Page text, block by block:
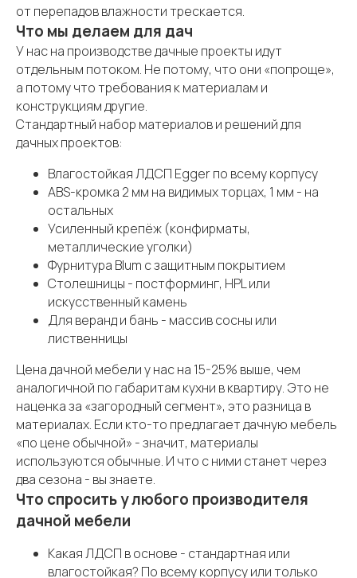
от перепадов влажности трескается.
Что мы делаем для дач
У нас на производстве дачные проекты идут
отдельным потоком. Не потому, что они «попроще»,
а потому что требования к материалам и
конструкциям другие.
Стандартный набор материалов и решений для
дачных проектов:
Влагостойкая ЛДСП Egger по всему корпусу
ABS-кромка 2 мм на видимых торцах, 1 мм - на
остальных
Усиленный крепёж (конфирматы,
металлические уголки)
Фурнитура Blum с защитным покрытием
Столешницы - постформинг, HPL или
искусственный камень
Для веранд и бань - массив сосны или
лиственницы
Цена дачной мебели у нас на 15-25% выше, чем
аналогичной по габаритам кухни в квартиру. Это не
наценка за «загородный сегмент», это разница в
материалах. Если кто-то предлагает дачную мебель
«по цене обычной» - значит, материалы
используются обычные. И что с ними станет через
два сезона - вы знаете.
Что спросить у любого производителя
дачной мебели
Какая ЛДСП в основе - стандартная или
влагостойкая? По всему корпусу или только